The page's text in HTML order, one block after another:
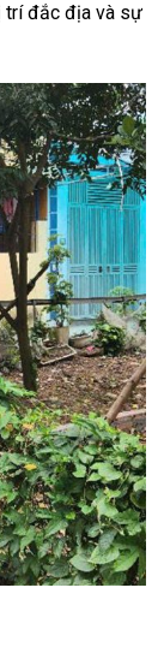
trí đắc địa và sự